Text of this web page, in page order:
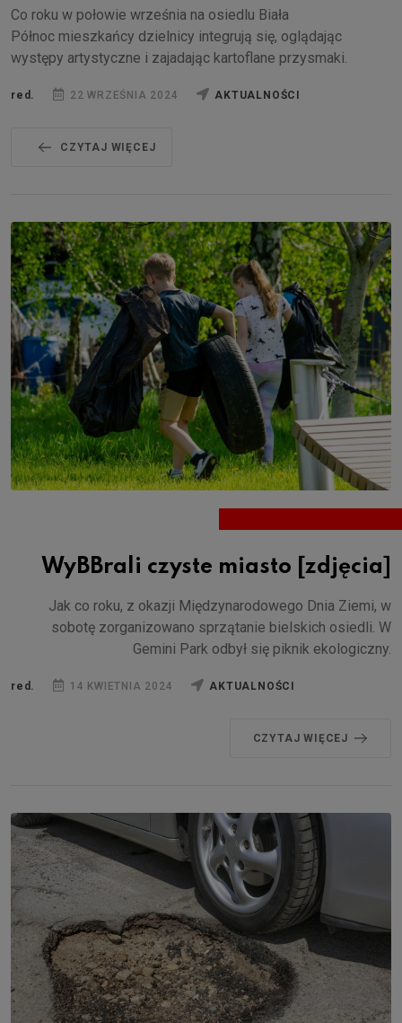
Co roku w połowie września na osiedlu Biała
Północ mieszkańcy dzielnicy integrują się, oglądając
występy artystyczne i zajadając kartoflane przysmaki.
red. 22 WRZEŚNIA 2024 AKTUALNOŚCI
CZYTAJ WIĘCEJ
WyBBrali czyste miasto [zdjęcia]
Jak co roku, z okazji Międzynarodowego Dnia Ziemi, w
sobotę zorganizowano sprzątanie bielskich osiedli. W
Gemini Park odbył się piknik ekologiczny.
red. 14 KWIETNIA 2024 AKTUALNOŚCI
CZYTAJ WIĘCEJ